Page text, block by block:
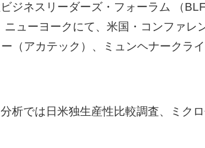
ジネスリーダーズ・フォーラム （
ューヨークにて、米国・コンファレ
（アカテック）、ミュンヘナークラ
析では日米独生産性比較調査、ミク